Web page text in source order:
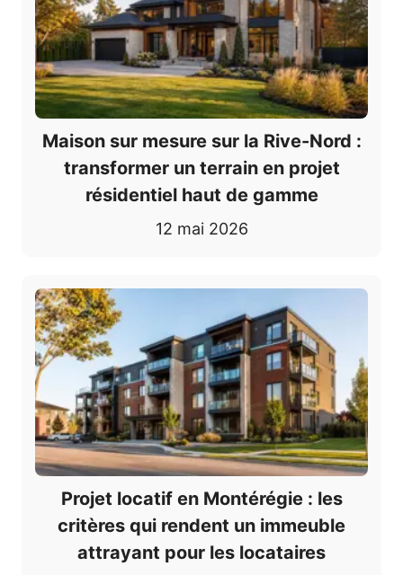
Maison sur mesure sur la Rive-Nord :
transformer un terrain en projet
résidentiel haut de gamme
12 mai 2026
Projet locatif en Montérégie : les
critères qui rendent un immeuble
attrayant pour les locataires